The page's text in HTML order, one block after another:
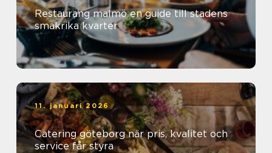
Restaurang malmö en guide till stadens
smakrika kvarter
11. januari 2026
Catering göteborg när pris, kvalitet och
service får styra